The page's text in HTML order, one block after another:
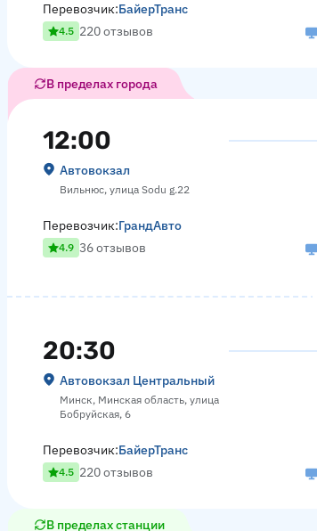
Перевозчик:БайерТранс
4.5 220 отзывов
В пределах города
12:00
Автовокзал
Вильнюс, улица Sodu g.22
Перевозчик:ГрандАвто
4.9 36 отзывов
20:30
Автовокзал Центральный
Минск, Минская область, улица
Бобруйская, 6
Перевозчик:БайерТранс
4.5 220 отзывов
В пределах станции